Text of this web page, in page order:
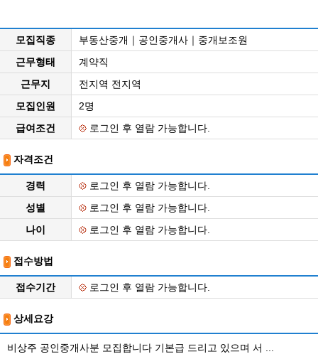
모집직종
부동산중개｜공인중개사｜중개보조원
근무형태
계약직
근무지
전지역 전지역
모집인원
2명
급여조건
로그인 후 열람 가능합니다.
자격조건
경력
로그인 후 열람 가능합니다.
성별
로그인 후 열람 가능합니다.
나이
로그인 후 열람 가능합니다.
접수방법
접수기간 로그인 후 열람 가능합니다.
상세요강
비상주 공인중개사분 모집합니다 기본급 드리고 있으며 서 ...